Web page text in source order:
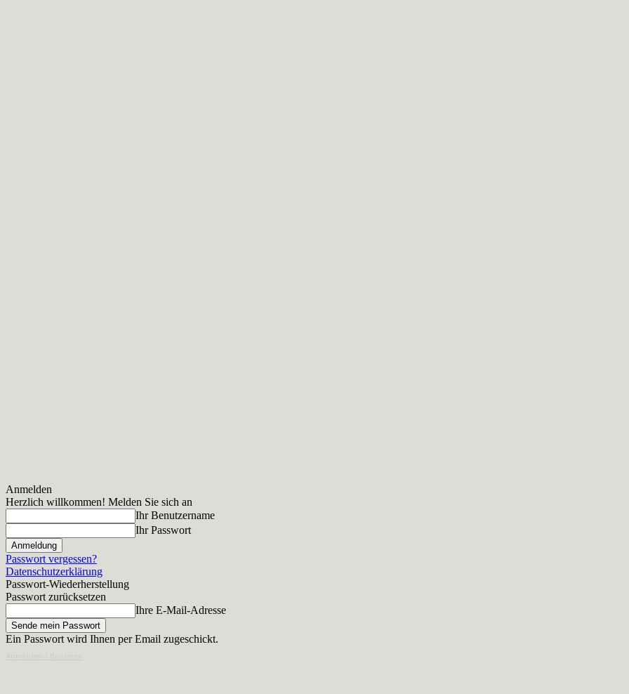
Anmelden
Herzlich willkommen! Melden Sie sich an
Ihr Benutzername
Ihr Passwort
Passwort vergessen?
Datenschutzerklärung
Passwort-Wiederherstellung
Passwort zurücksetzen
Ihre E-Mail-Adresse
Ein Passwort wird Ihnen per Email zugeschickt.